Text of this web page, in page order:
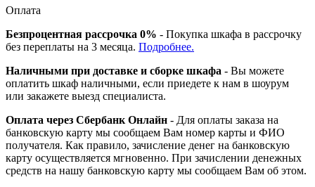
Оплата
Безпроцентная рассрочка 0% - Покупка шкафа в рассрочку
без переплаты на 3 месяца. Подробнее.
Наличными при доставке и сборке шкафа - Вы можете
оплатить шкаф наличными, если приедете к нам в шоурум
или закажете выезд специалиста.
Оплата через Сбербанк Онлайн - Для оплаты заказа на
банковскую карту мы сообщаем Вам номер карты и ФИО
получателя. Как правило, зачисление денег на банковскую
карту осуществляется мгновенно. При зачислении денежных
средств на нашу банковскую карту мы сообщаем Вам об этом.